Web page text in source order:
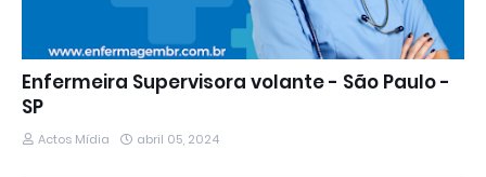
Enfermeira Supervisora volante - São Paulo -
SP
Actos Mídia abril 05, 2024